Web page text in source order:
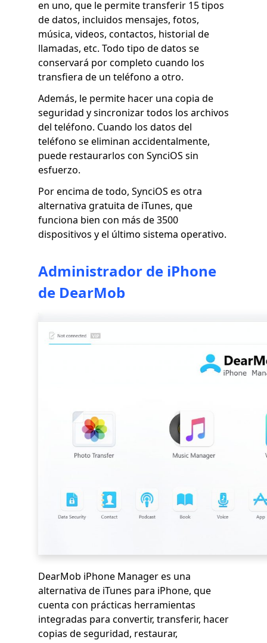
en uno, que le permite transferir 15 tipos
de datos, incluidos mensajes, fotos,
música, videos, contactos, historial de
llamadas, etc. Todo tipo de datos se
conservará por completo cuando los
transfiera de un teléfono a otro.
Además, le permite hacer una copia de
seguridad y sincronizar todos los archivos
del teléfono. Cuando los datos del
teléfono se eliminan accidentalmente,
puede restaurarlos con SynciOS sin
esfuerzo.
Por encima de todo, SynciOS es otra
alternativa gratuita de iTunes, que
funciona bien con más de 3500
dispositivos y el último sistema operativo.
Administrador de iPhone
de DearMob
DearMob iPhone Manager es una
alternativa de iTunes para iPhone, que
cuenta con prácticas herramientas
integradas para convertir, transferir, hacer
copias de seguridad, restaurar,